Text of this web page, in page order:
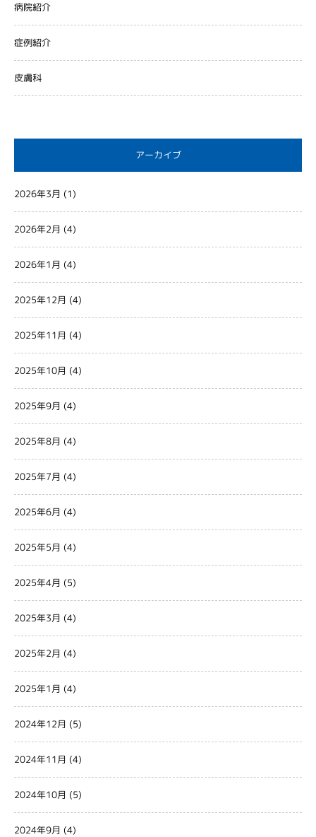
病院紹介
症例紹介
皮膚科
アーカイブ
2026年3月 (1)
2026年2月 (4)
2026年1月 (4)
2025年12月 (4)
2025年11月 (4)
2025年10月 (4)
2025年9月 (4)
2025年8月 (4)
2025年7月 (4)
2025年6月 (4)
2025年5月 (4)
2025年4月 (5)
2025年3月 (4)
2025年2月 (4)
2025年1月 (4)
2024年12月 (5)
2024年11月 (4)
2024年10月 (5)
2024年9月 (4)